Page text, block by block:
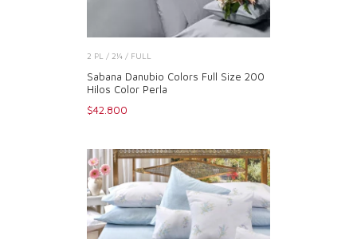
2 PL / 2¼ / FULL
Sabana Danubio Colors Full Size 200
Hilos Color Perla
$42.800